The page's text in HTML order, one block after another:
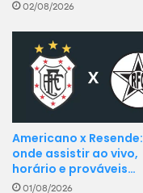
02/08/2026
Americano x Resende:
onde assistir ao vivo,
horário e prováveis…
01/08/2026